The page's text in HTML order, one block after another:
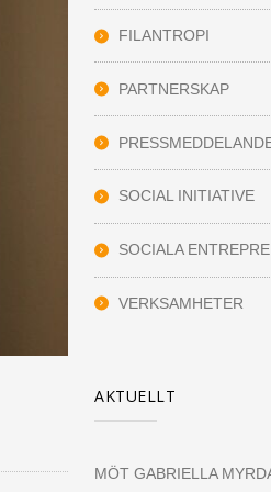
FILANTROPI
PARTNERSKAP
SOCIAL INITIATIVE
SOCIALA
VERKSAMHETER
AKTUELLT
MÖT GABRIELLA